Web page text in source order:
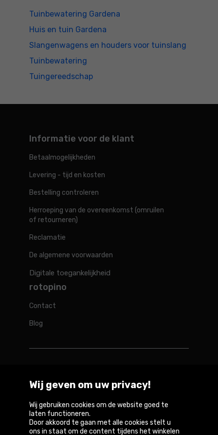
Tuinbewatering Gardena
Huis en tuin Gardena
Slangenwagens en houders voor tuinslang
Tuinbewatering
Tuingereedschap
Informatie voor de klant
Betaalmogelijkheden
Levering - tijd en kosten
Bestelling controleren
Herroeping van de overeenkomst (omruilen
of retourneren)
Reclamatie
De algemene voorwaarden
Digitale toegankelijkheid
rotopino
Contact
Blog
Belgique België Deutschland France Österreich
Wij geven om uw privacy!
Wij gebruiken cookies om de website goed te
laten functioneren.
Door akkoord te gaan met alle cookies stelt u
ons in staat om de content tijdens het winkelen